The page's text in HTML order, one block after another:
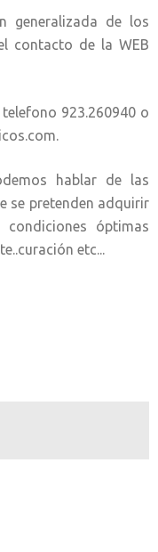
de los
contacto de la WEB
923.260940 o
hablar de las
se pretenden adquirir
óptimas
etc...